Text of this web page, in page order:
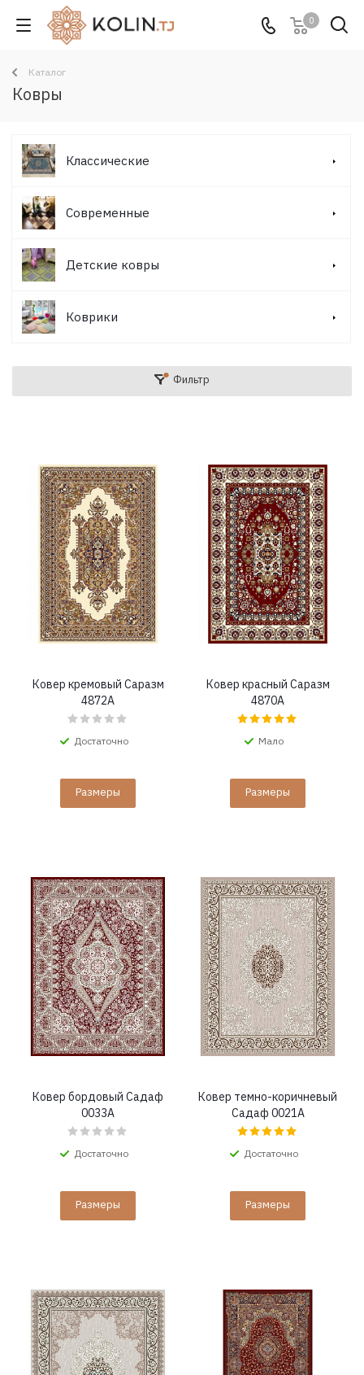
0
Каталог
Ковры
Классические
Современные
Детские ковры
Коврики
Фильтр
Ковер кремовый Саразм
4872A
Достаточно
Размеры
Ковер красный Саразм
4870A
Мало
Размеры
Ковер бордовый Садаф
0033A
Достаточно
Размеры
Ковер темно-коричневый
Садаф 0021A
Достаточно
Размеры